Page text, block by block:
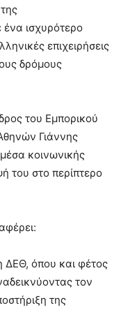
ένα ισχυρότερο
επιχειρήσεις
δρόμους
του Εμπορικού
Γιάννης
κοινωνικής
του στο περίπτερο
ΔΕΘ, όπου και φέτος
τον
της